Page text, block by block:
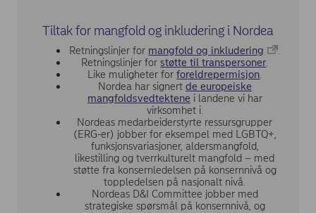
Tiltak for mangfold og inkludering i Nordea
Retningslinjer for mangfold og inkludering
.
Retningslinjer forstøtte til transpersoner.
Like muligheter forforeldrepermisjon.
Nordea har signert de europeiske
mangfoldsvedtektene i landene vi har
virksomhet i.
Nordeas medarbeiderstyrte ressursgrupper
(ERG-er) jobber for eksempel med LGBTQ+,
funksjonsvariasjoner, aldersmangfold,
likestilling og tverrkulturelt mangfold – med
støtte fra konsernledelsen på konsernnivå og
toppledelsen på nasjonalt nivå.
Nordeas D&I Committee jobber med
strategiske spørsmål på konsernnivå, og